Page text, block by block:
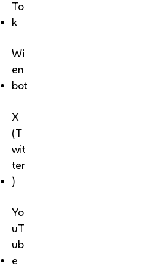
To
k
Wi
en
bot
X
(T
wit
ter
)
Yo
uT
ub
e